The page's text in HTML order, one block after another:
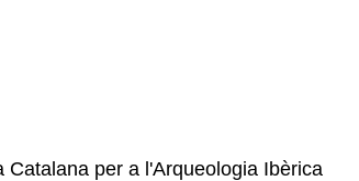
Catalana per a l'Arqueologia Ibèrica